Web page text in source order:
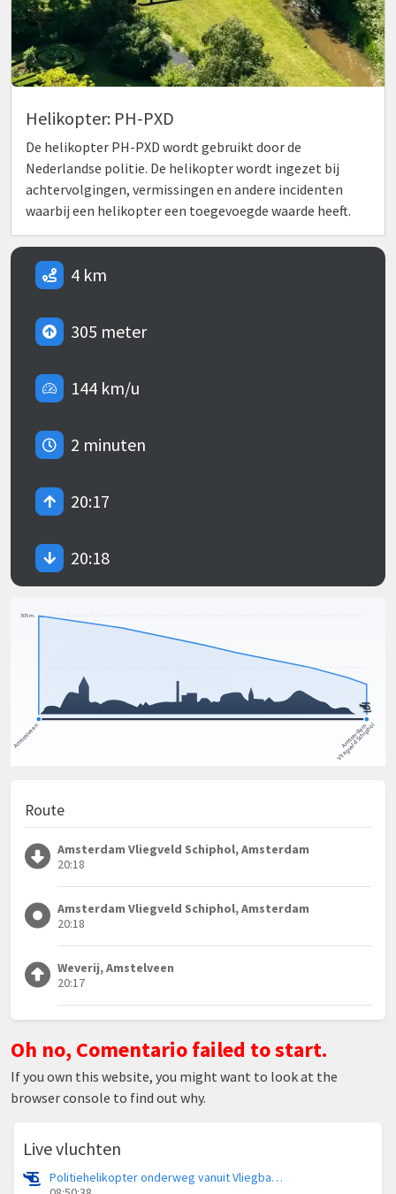
Helikopter: PH-PXD
De helikopter PH-PXD wordt gebruikt door de
Nederlandse politie. De helikopter wordt ingezet bij
achtervolgingen, vermissingen en andere incidenten
waarbij een helikopter een toegevoegde waarde heeft.
4 km
305 meter
144 km/u
2 minuten
20:17
20:18
Route
Amsterdam Vliegveld Schiphol, Amsterdam
20:18
Amsterdam Vliegveld Schiphol, Amsterdam
20:18
Weverij, Amstelveen
20:17
Oh no, Comentario failed to start.
If you own this website, you might want to look at the
browser console to find out why.
Live vluchten
Politiehelikopter onderweg vanuit Vliegbasis Volkel